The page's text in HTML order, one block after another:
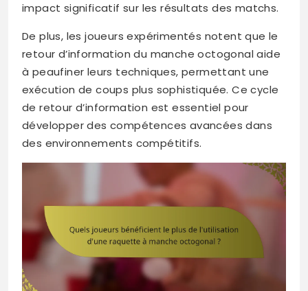
impact significatif sur les résultats des matchs.
De plus, les joueurs expérimentés notent que le
retour d’information du manche octogonal aide
à peaufiner leurs techniques, permettant une
exécution de coups plus sophistiquée. Ce cycle
de retour d’information est essentiel pour
développer des compétences avancées dans
des environnements compétitifs.